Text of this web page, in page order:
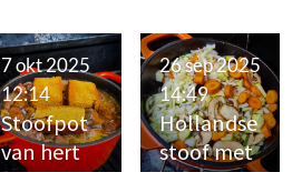
Stoofpot
van hert
7 okt 2025
12:14
Hollandse
stoof met
26 sep 2025
14:49